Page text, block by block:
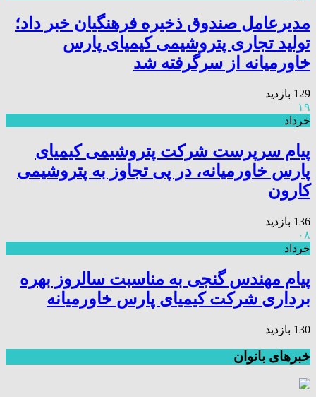
مدیرعامل صندوق ذخیره فرهنگیان خبر داد؛
تولید تجاری پتروشیمی کیمیای پارس
خاورمیانه از سرگرفته شد
129 بازدید
۱۹
خرداد
پیام سرپرست شرکت پتروشیمی کیمیای
پارس خاورمیانه، در پی تجاوز به پتروشیمی
کارون
136 بازدید
۰۸
خرداد
پیام مهندس گنجی به مناسبت سالروز بهره
برداری شرکت کیمیای پارس خاورمیانه
130 بازدید
خبرهای بانوان